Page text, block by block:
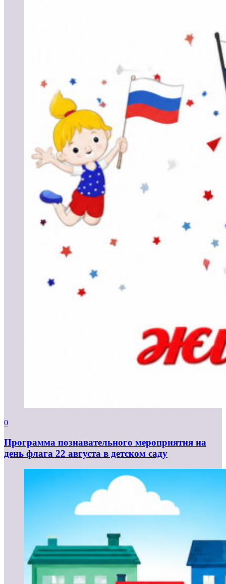
0
Программа познавательного мероприятия на
день флага 22 августа в детском саду